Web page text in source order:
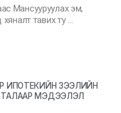
Мансууруулах эм,
хяналт тавих ту …
ИПОТЕКИЙН ЗЭЭЛИЙН
МЭДЭЭЛЭЛ